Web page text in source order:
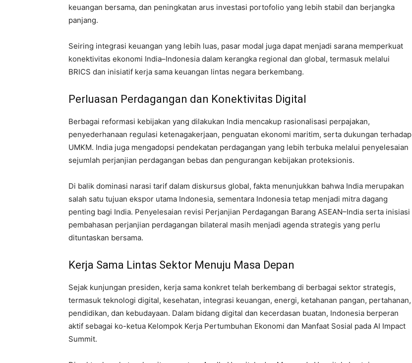
keuangan bersama, dan peningkatan arus investasi portofolio yang lebih stabil dan berjangka
panjang.
Seiring integrasi keuangan yang lebih luas, pasar modal juga dapat menjadi sarana memperkuat
konektivitas ekonomi India–Indonesia dalam kerangka regional dan global, termasuk melalui
BRICS dan inisiatif kerja sama keuangan lintas negara berkembang.
Perluasan Perdagangan dan Konektivitas Digital
Berbagai reformasi kebijakan yang dilakukan India mencakup rasionalisasi perpajakan,
penyederhanaan regulasi ketenagakerjaan, penguatan ekonomi maritim, serta dukungan terhadap
UMKM. India juga mengadopsi pendekatan perdagangan yang lebih terbuka melalui penyelesaian
sejumlah perjanjian perdagangan bebas dan pengurangan kebijakan proteksionis.
Di balik dominasi narasi tarif dalam diskursus global, fakta menunjukkan bahwa India merupakan
salah satu tujuan ekspor utama Indonesia, sementara Indonesia tetap menjadi mitra dagang
penting bagi India. Penyelesaian revisi Perjanjian Perdagangan Barang ASEAN–India serta inisiasi
pembahasan perjanjian perdagangan bilateral masih menjadi agenda strategis yang perlu
dituntaskan bersama.
Kerja Sama Lintas Sektor Menuju Masa Depan
Sejak kunjungan presiden, kerja sama konkret telah berkembang di berbagai sektor strategis,
termasuk teknologi digital, kesehatan, integrasi keuangan, energi, ketahanan pangan, pertahanan,
pendidikan, dan kebudayaan. Dalam bidang digital dan kecerdasan buatan, Indonesia berperan
aktif sebagai ko-ketua Kelompok Kerja Pertumbuhan Ekonomi dan Manfaat Sosial pada AI Impact
Summit.